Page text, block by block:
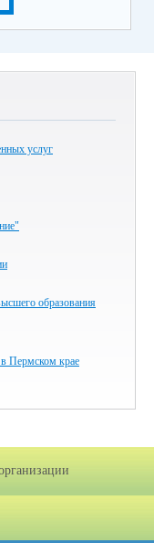
услуг
образования
Пермском крае